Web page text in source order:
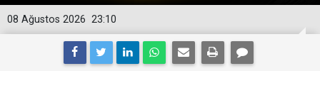
23:10
08 Ağustos 2026